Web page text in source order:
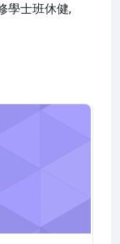
學士班休健,